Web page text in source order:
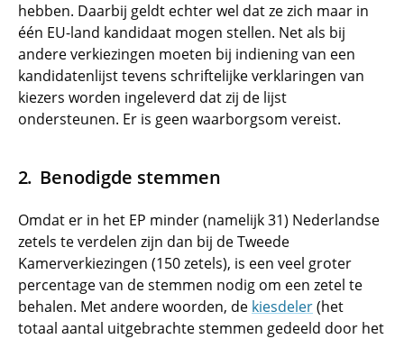
hebben. Daarbij geldt echter wel dat ze zich maar in
één EU-land kandidaat mogen stellen. Net als bij
andere verkiezingen moeten bij indiening van een
kandidatenlijst tevens schriftelijke verklaringen van
kiezers worden ingeleverd dat zij de lijst
ondersteunen. Er is geen waarborgsom vereist.
Benodigde stemmen
Omdat er in het EP minder (namelijk 31) Nederlandse
zetels te verdelen zijn dan bij de Tweede
Kamerverkiezingen (150 zetels), is een veel groter
percentage van de stemmen nodig om een zetel te
behalen. Met andere woorden, de kiesdeler(het
totaal aantal uitgebrachte stemmen gedeeld door het